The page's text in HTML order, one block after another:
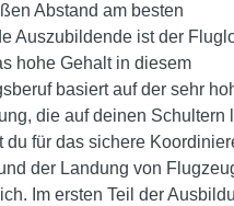
Abstand am besten
Auszubildende ist der
hohe Gehalt in diesem
basiert auf der sehr
die auf deinen Schultern
du für das sichere
der Landung von
Im ersten Teil der